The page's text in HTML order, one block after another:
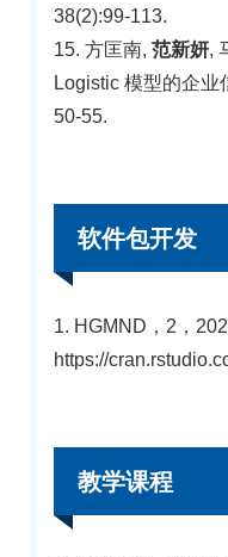
38(2):99-113.
15. 方匡南, 范新妍,
Logistic 模型的企业
50-55.
软件包开发
1. HGMND，2，
https://
教学课程